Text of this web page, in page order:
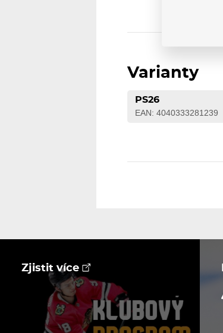
Varianty
PS26
EAN: 4040333281239
Zjistit více